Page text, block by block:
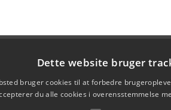
Dette website bruger
bruger cookies til at forbedre
du alle cookies i overensstemmelse